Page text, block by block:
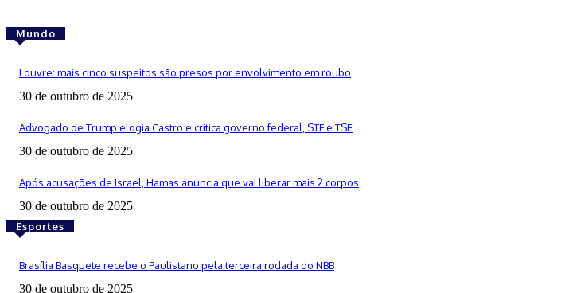
Mundo
Louvre: mais cinco suspeitos são presos por envolvimento em roubo
30 de outubro de 2025
Advogado de Trump elogia Castro e critica governo federal, STF e TSE
30 de outubro de 2025
Após acusações de Israel, Hamas anuncia que vai liberar mais 2 corpos
30 de outubro de 2025
Esportes
Brasília Basquete recebe o Paulistano pela terceira rodada do NBB
30 de outubro de 2025